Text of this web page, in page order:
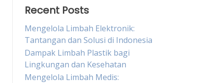
Recent Posts
Mengelola Limbah Elektronik:
Tantangan dan Solusi di Indonesia
Dampak Limbah Plastik bagi
Lingkungan dan Kesehatan
Mengelola Limbah Medis: